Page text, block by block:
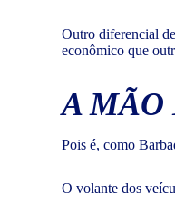
Outro diferencial
econômico que
A MÃO
Pois é, como
O volante dos